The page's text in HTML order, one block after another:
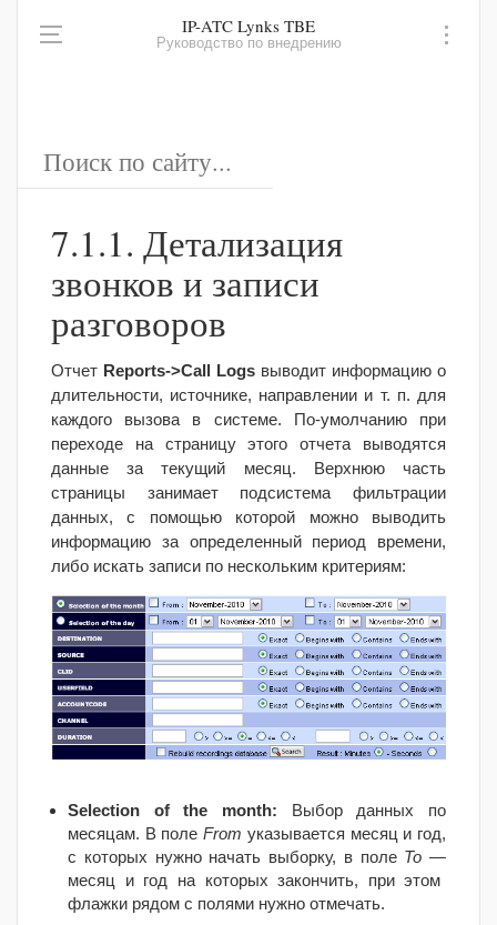
IP-ATC Lynks TBE
Руководство по внедрению
7.1.1. Детализация
звонков и записи
разговоров
Отчет Reports->Call Logs выводит информацию о
длительности, источнике, направлении и т. п. для
каждого вызова в системе. По-умолчанию при
переходе на страницу этого отчета выводятся
данные за текущий месяц. Верхнюю часть
страницы занимает подсистема фильтрации
данных, с помощью которой можно выводить
информацию за определенный период времени,
либо искать записи по нескольким критериям:
Selection of the month: Выбор данных по
месяцам. В полеFrom указывается месяц и год,
с которых нужно начать выборку, в поле To —
месяц и год на которых закончить, при этом
флажки рядом с полями нужно отмечать.